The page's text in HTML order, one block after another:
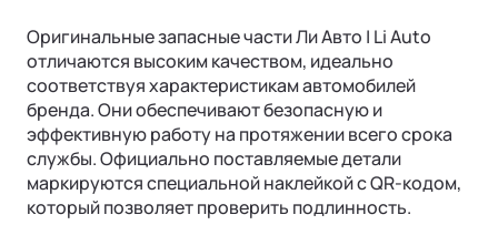
Ли Л9 | Li L9
Оригинальные запасные части Ли Авто | Li Auto
отличаются высоким качеством, идеально
соответствуя характеристикам автомобилей
бренда. Они обеспечивают безопасную и
эффективную работу на протяжении всего срока
службы. Официально поставляемые детали
маркируются специальной наклейкой с QR-кодом,
который позволяет проверить подлинность.